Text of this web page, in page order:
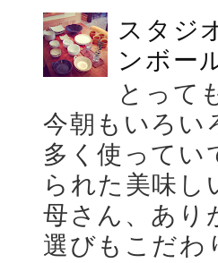
スタジ
ンボー
とって
今朝もいろい
多く使ってい
られた美味
母さん、あり
選びもこだ